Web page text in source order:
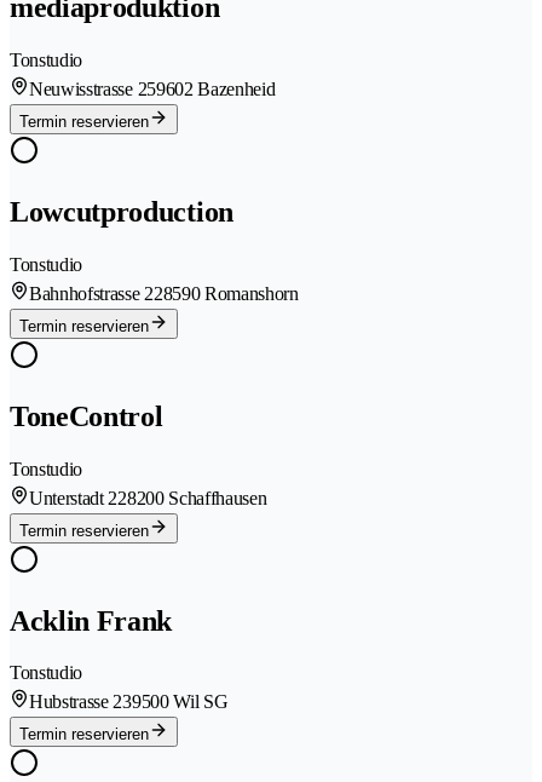
mediaproduktion
Tonstudio
Neuwisstrasse 259602 Bazenheid
Termin reservieren
Lowcutproduction
Tonstudio
Bahnhofstrasse 228590 Romanshorn
Termin reservieren
ToneControl
Tonstudio
Unterstadt 228200 Schaffhausen
Termin reservieren
Acklin Frank
Tonstudio
Hubstrasse 239500 Wil SG
Termin reservieren